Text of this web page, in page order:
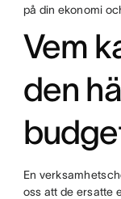
på din ekonomi
Vem
den
En
oss att de ersatte